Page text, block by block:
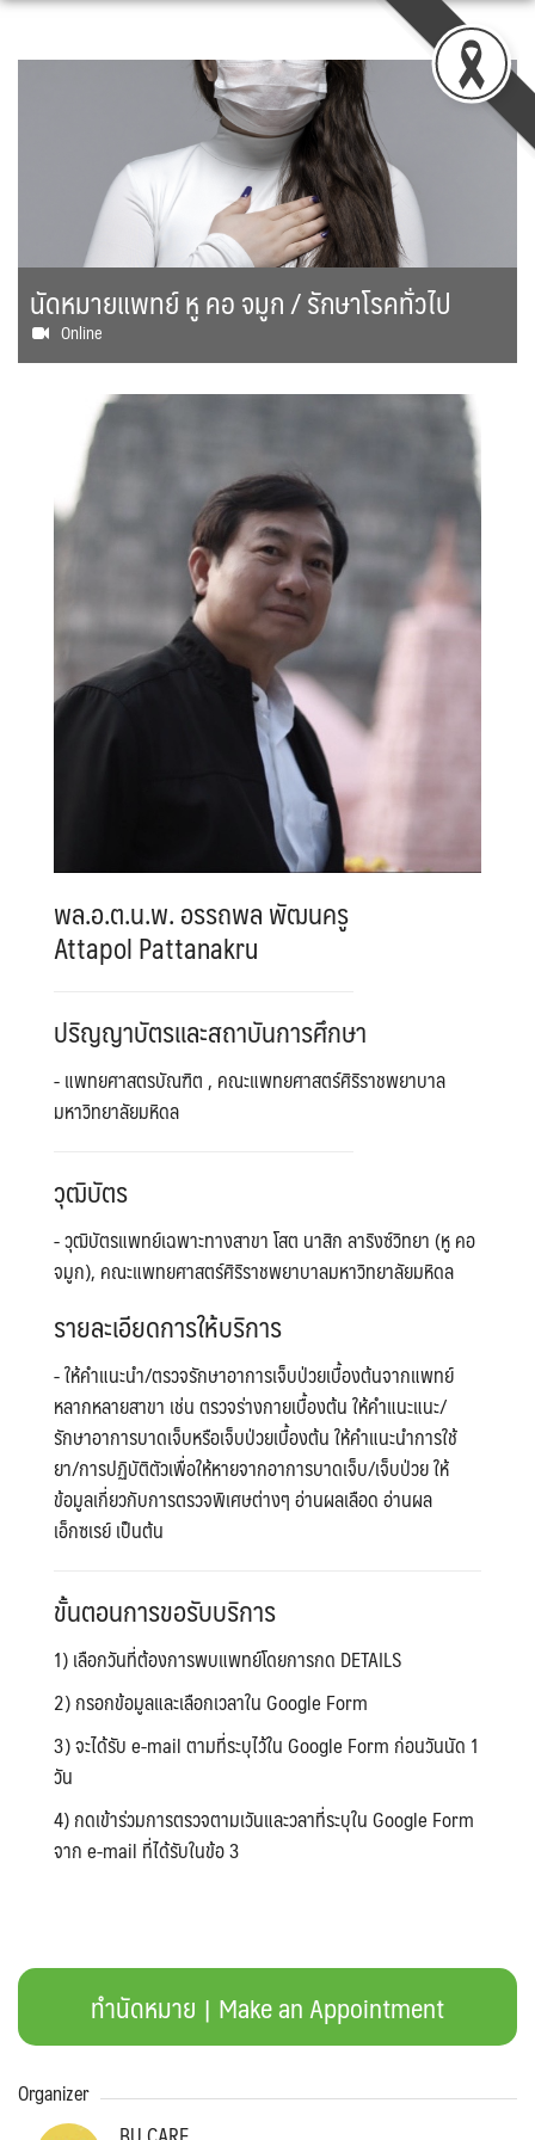
Skip
Search
for:
Search
นัดหมายแพทย์ หู คอ จมูก / รักษาโรคทั่วไป
Online
พล.อ.ต.น.พ. อรรถพล พัฒนครู
Attapol Pattanakru
ปริญญาบัตรและสถาบันการศึกษา
- แพทยศาสตรบัณฑิต , คณะแพทยศาสตร์ศิริราชพยาบาล
มหาวิทยาลัยมหิดล
วุฒิบัตร
- วุฒิบัตรแพทย์เฉพาะทางสาขา โสต นาสิก ลาริงซ์วิทยา (หู คอ
จมูก), คณะแพทยศาสตร์ศิริราชพยาบาลมหาวิทยาลัยมหิดล
รายละเอียดการให้บริการ
- ให้คำแนะนำ/ตรวจรักษาอาการเจ็บป่วยเบื้องต้นจากแพทย์
หลากหลายสาขา เช่น ตรวจร่างกายเบื้องต้น ให้คำแนะแนะ/
รักษาอาการบาดเจ็บหรือเจ็บป่วยเบื้องต้น ให้คำแนะนำการใช้
ยา/การปฏิบัติตัวเพื่อให้หายจากอาการบาดเจ็บ/เจ็บป่วย ให้
ข้อมูลเกี่ยวกับการตรวจพิเศษต่างๆ อ่านผลเลือด อ่านผล
เอ็กซเรย์ เป็นต้น
ขั้นตอนการขอรับบริการ
1) เลือกวันที่ต้องการพบแพทย์โดยการกด DETAILS
2) กรอกข้อมูลและเลือกเวลาใน Google Form
3) จะได้รับ e-mail ตามที่ระบุไว้ใน Google Form ก่อนวันนัด 1
วัน
4) กดเข้าร่วมการตรวจตามเวันและวลาที่ระบุใน Google Form
จาก e-mail ที่ได้รับในข้อ 3
ทำนัดหมาย | Make an Appointment
Organizer